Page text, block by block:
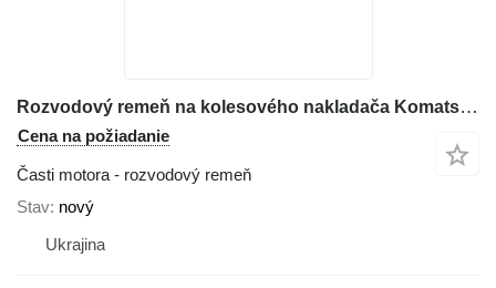
Rozvodový remeň na kolesového nakladača Komatsu WA380
Cena na požiadanie
Časti motora - rozvodový remeň
Stav nový
Ukrajina